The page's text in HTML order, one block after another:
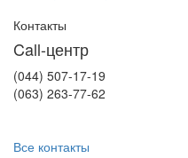
Контакты
Call-центр
(044) 507-17-19
(063) 263-77-62
Все контакты